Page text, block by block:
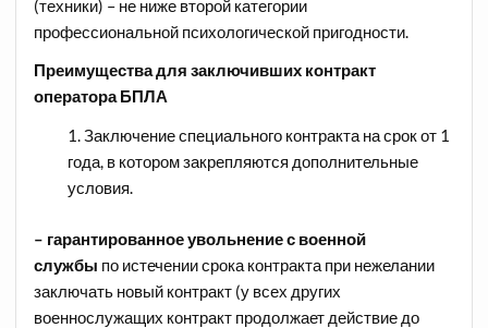
(техники) – не ниже второй категории
профессиональной психологической пригодности.
Преимущества для заключивших контракт
оператора БПЛА
Заключение специального контракта на срок от 1
года, в котором закрепляются дополнительные
условия.
– гарантированное увольнение с военной
службы по истечении срока контракта при нежелании
заключать новый контракт (у всех других
военнослужащих контракт продолжает действие до